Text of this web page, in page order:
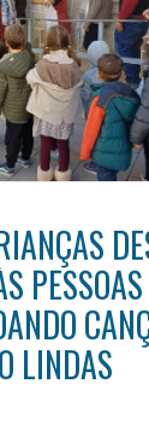
LINDAS